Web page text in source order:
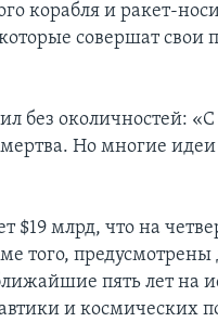
корабля и ракет-
совершат свои
без околичностей:
Но многие
$19 млрд, что на
того,
пять лет на
и космических